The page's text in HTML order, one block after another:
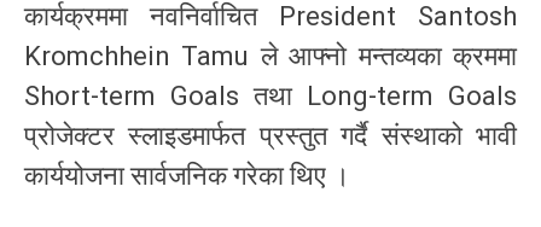
कार्यक्रममा नवनिर्वाचित President Santosh
Kromchhein Tamu ले आफ्नो मन्तव्यका क्रममा
Short-term Goals तथा Long-term Goals
प्रोजेक्टर स्लाइडमार्फत प्रस्तुत गर्दै संस्थाको भावी
कार्ययोजना सार्वजनिक गरेका थिए ।